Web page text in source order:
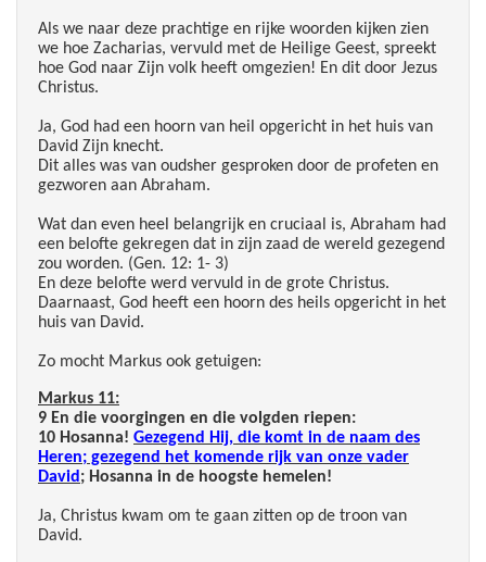
Als we naar deze prachtige en rijke woorden kijken zien
we hoe Zacharias, vervuld met de Heilige Geest, spreekt
hoe God naar Zijn volk heeft omgezien! En dit door Jezus
Christus.
Ja, God had een hoorn van heil opgericht in het huis van
David Zijn knecht.
Dit alles was van oudsher gesproken door de profeten en
gezworen aan Abraham.
Wat dan even heel belangrijk en cruciaal is, Abraham had
een belofte gekregen dat in zijn zaad de wereld gezegend
zou worden. (Gen. 12: 1- 3)
En deze belofte werd vervuld in de grote Christus.
Daarnaast, God heeft een hoorn des heils opgericht in het
huis van David.
Zo mocht Markus ook getuigen:
Markus 11:
9 En die voorgingen en die volgden riepen:
10 Hosanna! Gezegend Hij, die komt in de naam des
Heren; gezegend het komende rijk van onze vader
David ; Hosanna in de hoogste hemelen!
Ja, Christus kwam om te gaan zitten op de troon van
David.